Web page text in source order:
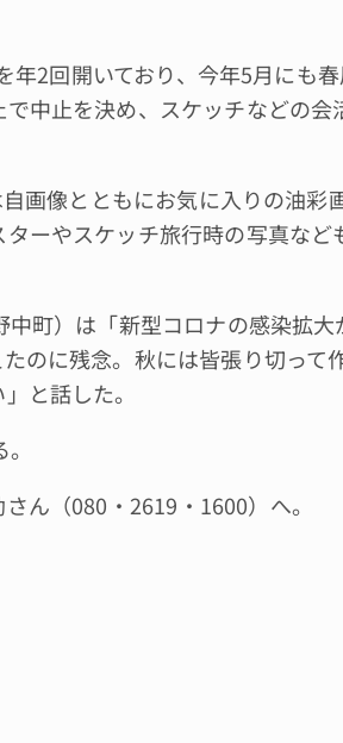
2回開いており、今年5月にも
中止を決め、スケッチなどの会
画像とともにお気に入りの油彩
ーやスケッチ旅行時の写真など
町）は「新型コロナの感染拡大
のに残念。秋には皆張り切って
と話した。
ん（080・2619・1600）へ。